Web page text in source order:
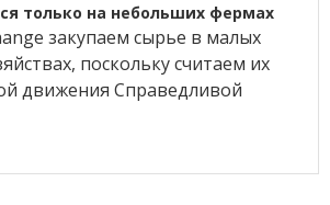
только на небольших фермах
закупаем сырье в малых
поскольку считаем их
движения Справедливой